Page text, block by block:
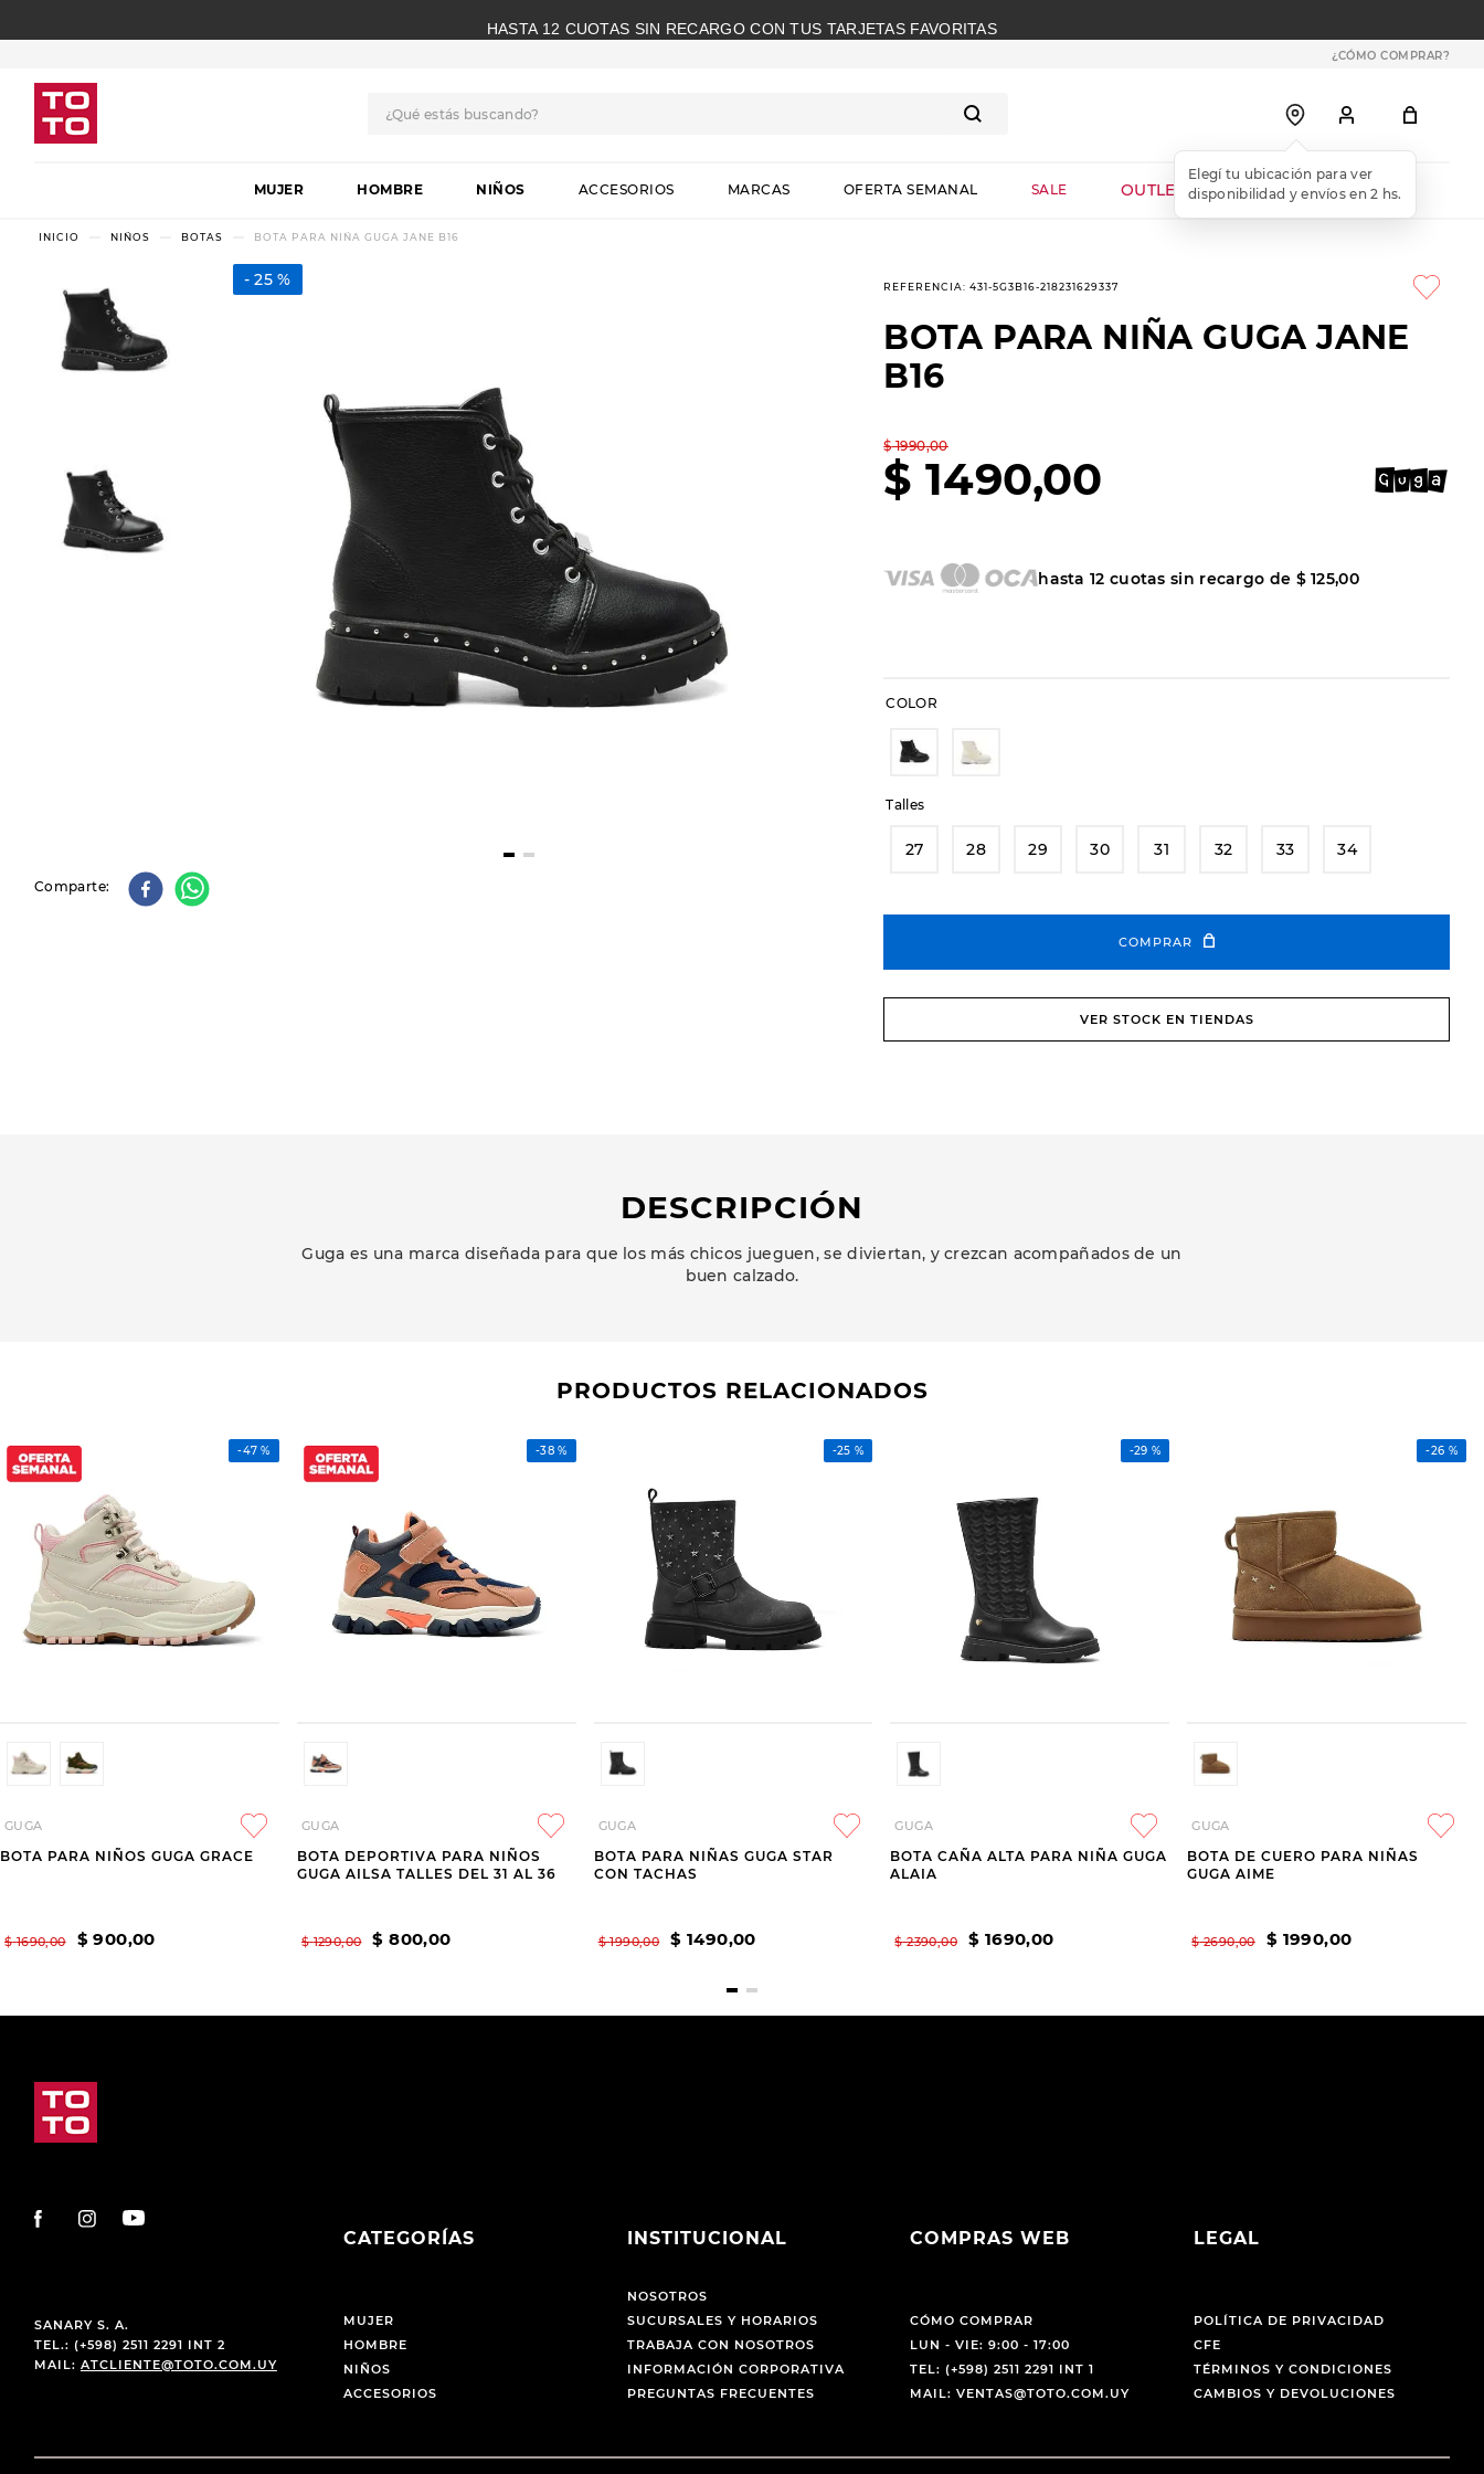
HASTA 12 CUOTAS SIN RECARGO CON TUS TARJETAS FAVORITAS
¿CÓMO COMPRAR?
MUJER HOMBRE NIÑOS ACCESORIOS MARCAS OFERTA SEMANAL SALE OUTLET WEB
NIÑOS BOTAS BOTA PARA NIÑA GUGA JANE B16
25 %
Comparte
REFERENCIA:431-5G3B16-218231629337
BOTA PARA NIÑA GUGA JANE
B16
$ 1990,00
$ 1490,00
hasta12 cuotas sin recargo de $ 125,00
COLOR
Talles
27 28 29 30 31 32 33 34
COMPRAR
VER STOCK EN TIENDAS
DESCRIPCIÓN
Guga es una marca diseñada para que los más chicos jueguen, se diviertan, y crezcan acompañados de un
buen calzado.
PRODUCTOS RELACIONADOS
-47 %
GUGA
BOTA PARA NIÑOS GUGA GRACE
$ 1690,00 $ 900,00
-38 %
GUGA
BOTA DEPORTIVA PARA NIÑOS
GUGA AILSA TALLES DEL 31 AL 36
$ 1290,00 $ 800,00
-25 %
GUGA
BOTA PARA NIÑAS GUGA STAR
CON TACHAS
$ 1990,00 $ 1490,00
-29 %
GUGA
BOTA CAÑA ALTA PARA NIÑA GUGA
ALAIA
$ 2390,00 $ 1690,00
-26 %
GUGA
BOTA DE CUERO PARA NIÑAS
GUGA AIME
$ 2690,00 $ 1990,00
SANARY S. A.
TEL.: (+598) 2511 2291 INT 2
MAIL: ATCLIENTE@TOTO.COM.UY
CATEGORÍAS
MUJER
HOMBRE
NIÑOS
ACCESORIOS
INSTITUCIONAL
NOSOTROS
SUCURSALES Y HORARIOS
TRABAJA CON NOSOTROS
INFORMACIÓN CORPORATIVA
PREGUNTAS FRECUENTES
COMPRAS WEB
CÓMO COMPRAR
LUN - VIE: 9:00 - 17:00
TEL: (+598) 2511 2291 INT 1
MAIL: VENTAS@TOTO.COM.UY
LEGAL
POLÍTICA DE PRIVACIDAD
CFE
TÉRMINOS Y CONDICIONES
CAMBIOS Y DEVOLUCIONES
1.
botas
2.
skechers
3.
sandalias
hitec
slip-ins
botas dama